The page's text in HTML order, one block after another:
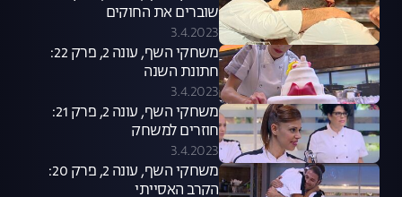
שוברים את החוקים
3.4.2023
משחקי השף, עונה 2, פרק 22:
חתונת השנה
3.4.2023
משחקי השף, עונה 2, פרק 21:
חוזרים למשחק
3.4.2023
משחקי השף, עונה 2, פרק 20:
הקרב האסייתי